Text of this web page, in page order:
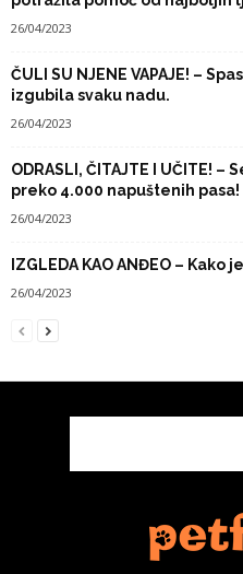
26/04/2023
ČULI SU NJENE VAPAJE! –
izgubila svaku nadu.
26/04/2023
ODRASLI, ČITAJTE I UČITE!
preko 4.000 napuštenih pasa!
26/04/2023
IZGLEDA KAO ANĐEO –
26/04/2023